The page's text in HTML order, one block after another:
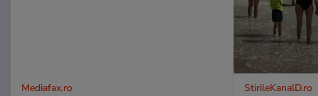
Mediafax.ro StirileKanalD.ro